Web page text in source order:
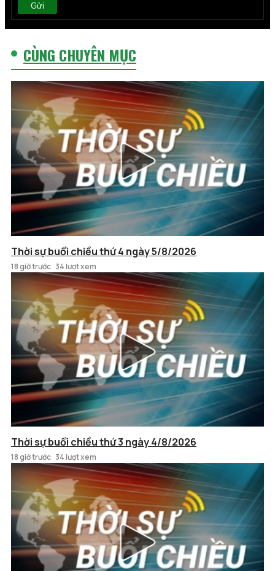
Gửi
CÙNG CHUYÊN MỤC
Thời sự buổi chiều thứ 4 ngày 5/8/2026
18 giờ trước 34 lượt xem
Thời sự buổi chiều thứ 3 ngày 4/8/2026
18 giờ trước 34 lượt xem